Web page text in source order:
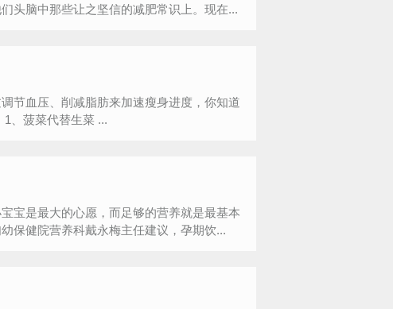
头脑中那些让之坚信的减肥常识上。现在...
节血压、削减脂肪来加速瘦身进度，你知道
是哪几种食物吗？下面就跟着小编一起来看一看吧。 1、菠菜代替生菜 ...
宝是最大的心愿，而足够的营养就是最基本
保健院营养科戴永梅主任建议，孕期饮...